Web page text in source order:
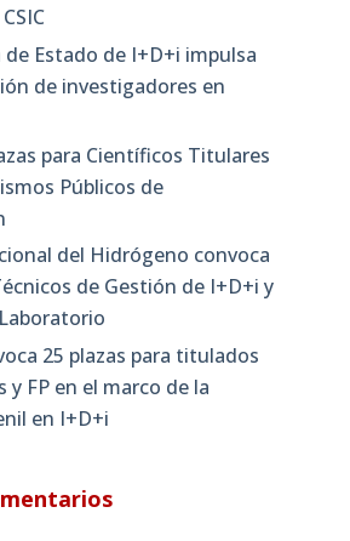
de Estado de I+D+i impulsa
de investigadores en
para Científicos Titulares
Públicos de
del Hidrógeno convoca
de Gestión de I+D+i y
25 plazas para titulados
y FP en el marco de la
en I+D+i